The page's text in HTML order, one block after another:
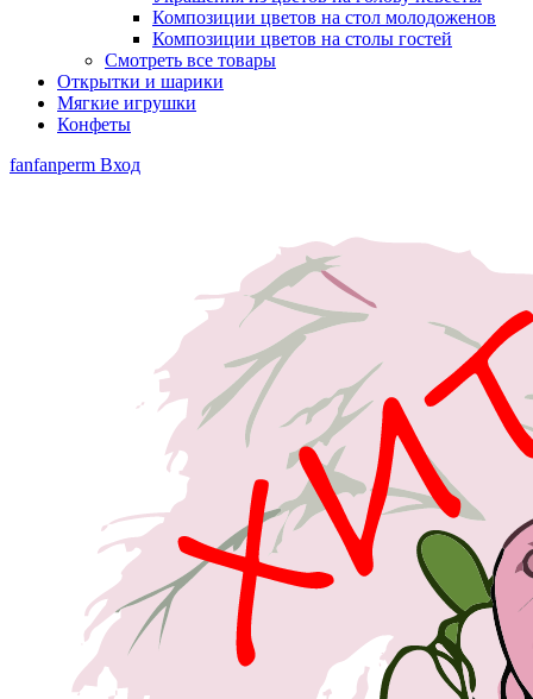
Композиции цветов на стол молодоженов
Композиции цветов на столы гостей
Смотреть все товары
Открытки и шарики
Мягкие игрушки
Конфеты
fanfanperm Вход